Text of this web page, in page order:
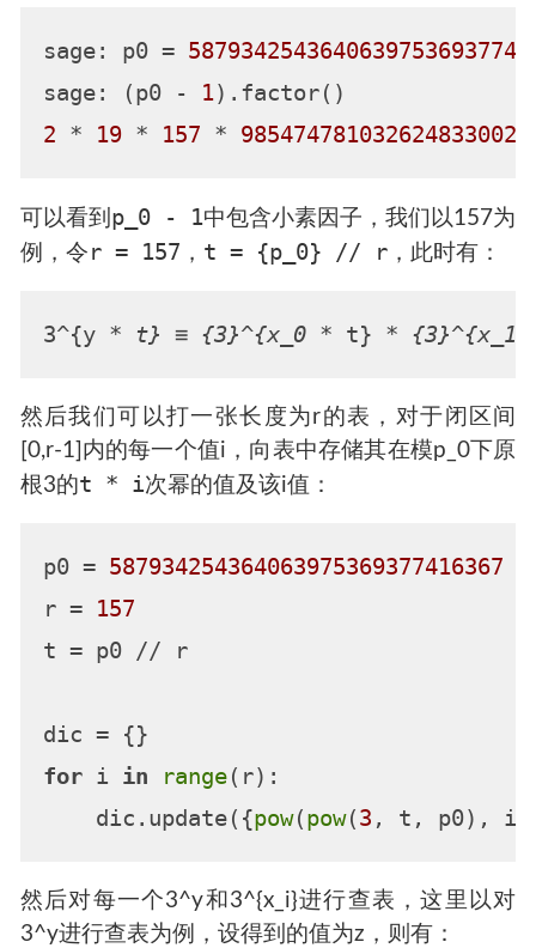
sage: p0 =
sage: (p0 - 1
2 * 19 * 157 *
可以看到 p_0 - 1中包含小素因子，我们以157为
例，令 r = 157，t = {p_0} // r，此时有：
3^{y * t} ≡ {3}^{x_0 * t} * {3}^{x_1
然后我们可以打一张长度为r的表，对于闭区间
[0,r-1]内的每一个值i，向表中存储其在模p_0下原
根3的t * i次幂的值及该i值：
p0 = 587934254364063975369377416367
r = 157
t = p0 // r
for i in range(r):
    dic.update({
pow(pow(3
然后对每一个3^y和3^{x_i}进行查表，这里以对
3^y进行查表为例，设得到的值为z，则有：